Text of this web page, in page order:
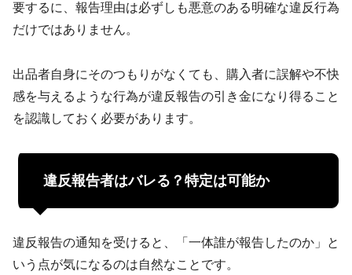
要するに、報告理由は必ずしも悪意のある明確な違反行為
だけではありません。
出品者自身にそのつもりがなくても、購入者に誤解や不快
感を与えるような行為が違反報告の引き金になり得ること
を認識しておく必要があります。
違反報告者はバレる？特定は可能か
違反報告の通知を受けると、「一体誰が報告したのか」と
いう点が気になるのは自然なことです。